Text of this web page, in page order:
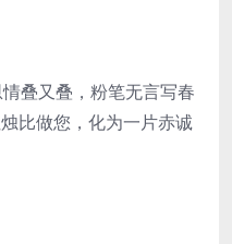
叠又叠，粉笔无言写春
比做您，化为一片赤诚